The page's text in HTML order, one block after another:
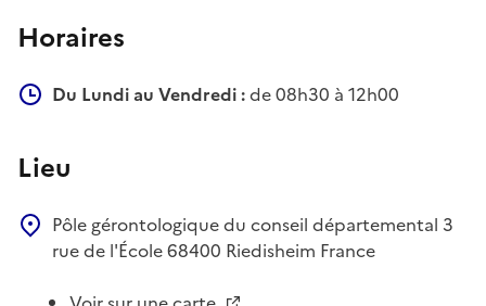
Horaires
Du Lundi au Vendredi :de 08h30 à 12h00
Lieu
Pôle gérontologique du conseil départemental 3
rue de l'École68400 Riedisheim France